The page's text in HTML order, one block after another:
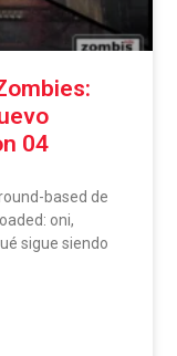
04
based de
oni,
sigue siendo